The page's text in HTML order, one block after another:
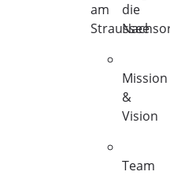
die
Mission
&
Vision
Team